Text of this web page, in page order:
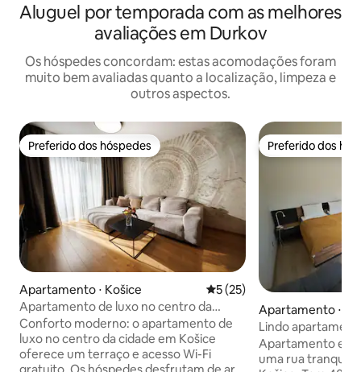
Aluguel por temporada com as melhores
avaliações em Durkov
Os hóspedes concordam: estas acomodações foram
muito bem avaliadas quanto a localização, limpeza e
outros aspectos.
Preferido dos hóspedes
Preferido dos hóspedes
Apartamento ⋅ Košice 5 de uma avaliação média
5 (25)
Apartamento de luxo no centro da
cidade 2- estacionamento incluído
Conforto moderno: o apartamento de
luxo no centro da cidade em Košice
oferece um terraço e acesso Wi-Fi
Preferido dos
Preferido dos
Apartamento ⋅
Lindo
tranquila
Apartamento
uma rua